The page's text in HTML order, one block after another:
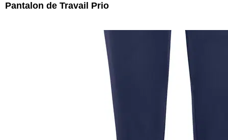
Pantalon de Travail Prio